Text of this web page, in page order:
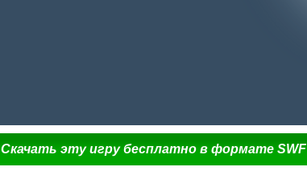
Скачать эту игру бесплатно в формате SWF